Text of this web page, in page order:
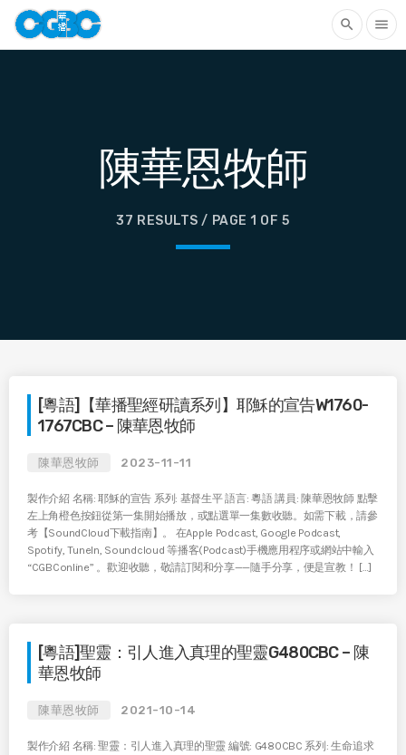
search menu
陳華恩牧師
37 RESULTS / PAGE 1 OF 5
[粵語]【華播聖經研讀系列】耶穌的宣告W1760-
1767CBC – 陳華恩牧師
陳華恩牧師 2023-11-11
製作介紹 名稱: 耶穌的宣告 系列: 基督生平 語言: 粵語 講員: 陳華恩牧師 點擊
左上角橙色按鈕從第一集開始播放，或點選單一集數收聽。如需下載，請參
考【SoundCloud下載指南】。 在Apple Podcast, Google Podcast,
Spotify, TuneIn, Soundcloud 等播客(Podcast)手機應用程序或網站中輸入
“CGBConline” 。歡迎收聽，敬請訂閱和分享——隨手分享，便是宣教！ […]
[粵語]聖靈：引人進入真理的聖靈G480CBC – 陳
華恩牧師
陳華恩牧師 2021-10-14
製作介紹 名稱: 聖靈：引人進入真理的聖靈 編號: G480CBC 系列: 生命追求